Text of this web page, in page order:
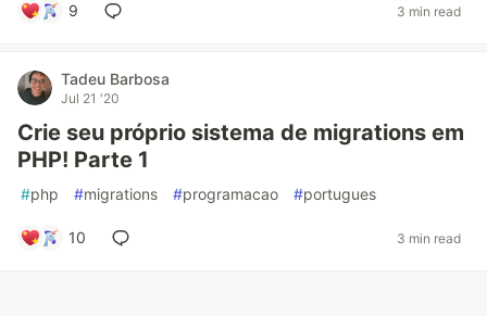
9 3 min read
Tadeu Barbosa
Jul 21 '20
Crie seu próprio sistema de migrations em
PHP! Parte 1
#php #migrations #programacao #portugues
10 3 min read